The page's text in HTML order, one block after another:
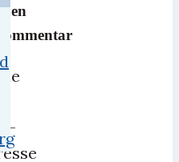
Kommentar